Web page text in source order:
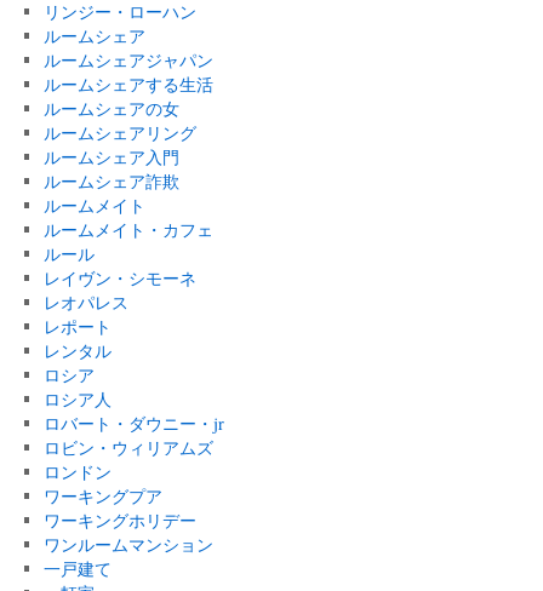
リンジー・ローハン
ルームシェア
ルームシェアジャパン
ルームシェアする生活
ルームシェアの女
ルームシェアリング
ルームシェア入門
ルームシェア詐欺
ルームメイト
ルームメイト・カフェ
ルール
レイヴン・シモーネ
レオパレス
レポート
レンタル
ロシア
ロシア人
ロバート・ダウニー・jr
ロビン・ウィリアムズ
ロンドン
ワーキングプア
ワーキングホリデー
ワンルームマンション
一戸建て